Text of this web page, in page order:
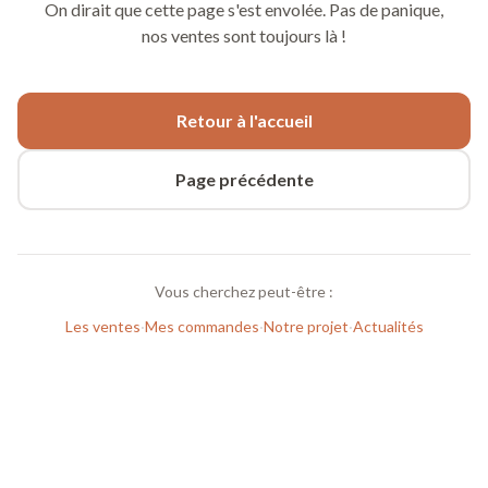
On dirait que cette page s'est envolée. Pas de panique,
nos ventes sont toujours là !
Retour à l'accueil
Page précédente
Vous cherchez peut-être :
Les ventes·Mes commandes·Notre projet·Actualités